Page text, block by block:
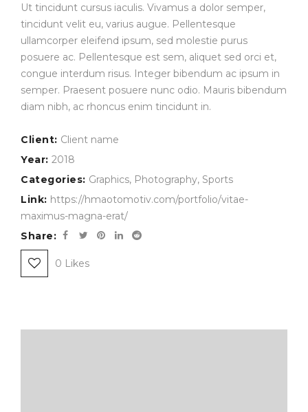
Ut tincidunt cursus iaculis. Vivamus a dolor semper,
tincidunt velit eu, varius augue. Pellentesque
ullamcorper eleifend ipsum, sed molestie purus
posuere ac. Pellentesque est sem, aliquet sed orci et,
congue interdum risus. Integer bibendum ac ipsum in
semper. Praesent posuere nunc odio. Mauris bibendum
diam nibh, ac rhoncus enim tincidunt in.
Client: Client name
Year: 2018
Categories: Graphics, Photography, Sports
Link: https://hmaotomotiv.com/portfolio/vitae-
maximus-magna-erat/
Share:
0 Likes